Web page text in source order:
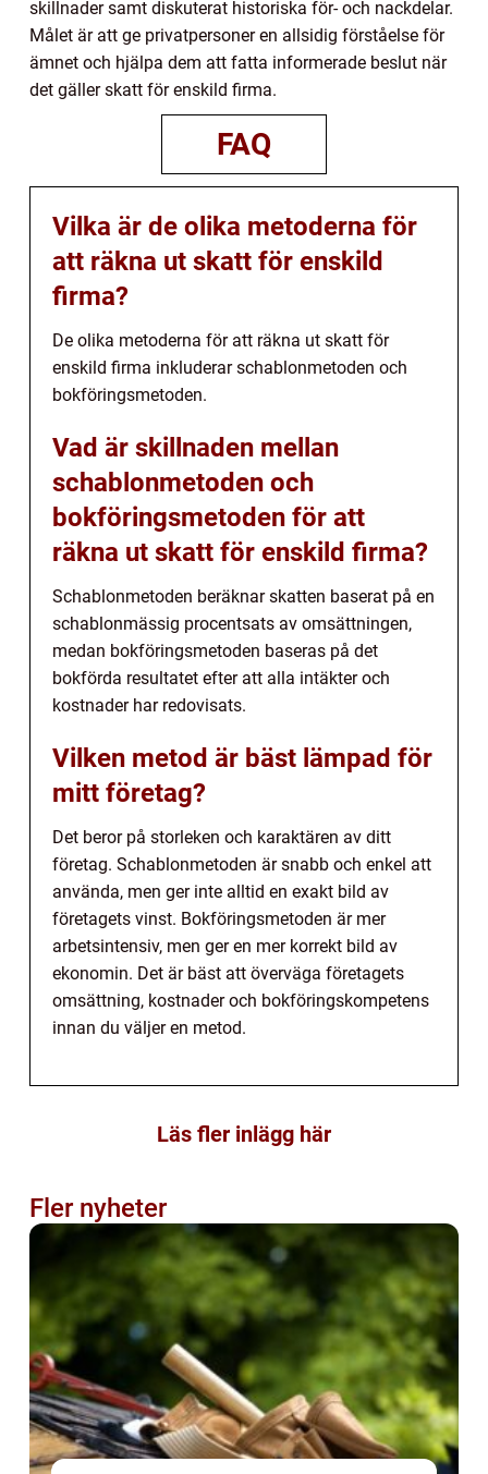
skillnader samt diskuterat historiska för- och nackdelar.
Målet är att ge privatpersoner en allsidig förståelse för
ämnet och hjälpa dem att fatta informerade beslut när
det gäller skatt för enskild firma.
FAQ
Vilka är de olika metoderna för
att räkna ut skatt för enskild
firma?
De olika metoderna för att räkna ut skatt för
enskild firma inkluderar schablonmetoden och
bokföringsmetoden.
Vad är skillnaden mellan
schablonmetoden och
bokföringsmetoden för att
räkna ut skatt för enskild firma?
Schablonmetoden beräknar skatten baserat på en
schablonmässig procentsats av omsättningen,
medan bokföringsmetoden baseras på det
bokförda resultatet efter att alla intäkter och
kostnader har redovisats.
Vilken metod är bäst lämpad för
mitt företag?
Det beror på storleken och karaktären av ditt
företag. Schablonmetoden är snabb och enkel att
använda, men ger inte alltid en exakt bild av
företagets vinst. Bokföringsmetoden är mer
arbetsintensiv, men ger en mer korrekt bild av
ekonomin. Det är bäst att överväga företagets
omsättning, kostnader och bokföringskompetens
innan du väljer en metod.
Läs fler inlägg här
Fler nyheter